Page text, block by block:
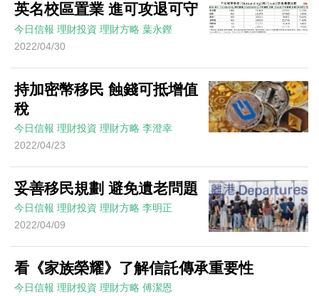
英名校區置業 進可攻退可守
今日信報 理財投資 理財方略 葉永鏗
2022/04/30
持加密幣移民 蝕錢可抵增值
稅
今日信報 理財投資 理財方略 李澄幸
2022/04/23
妥善移民規劃 避免遺老問題
今日信報 理財投資 理財方略 李明正
2022/04/09
看《家族榮耀》了解信託傳承重要性
今日信報 理財投資 理財方略 傅潔恩